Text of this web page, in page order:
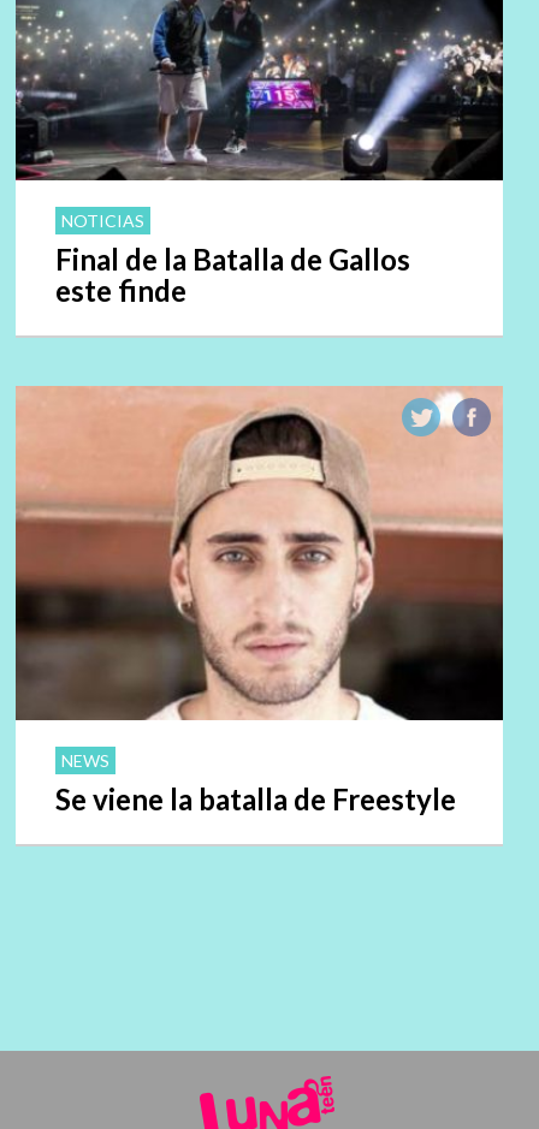
NOTICIAS
Final de la Batalla de Gallos
este finde
NEWS
Se viene la batalla de Freestyle